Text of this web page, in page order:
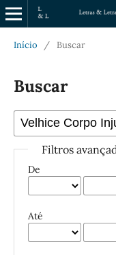
Início / Buscar
Buscar
Filtros
De
Até